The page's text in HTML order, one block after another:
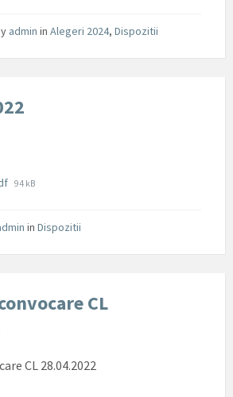
admin in Alegeri 2024, Dispozitii
File
94 kB
in Dispozitii
CL
CL 28.04.2022